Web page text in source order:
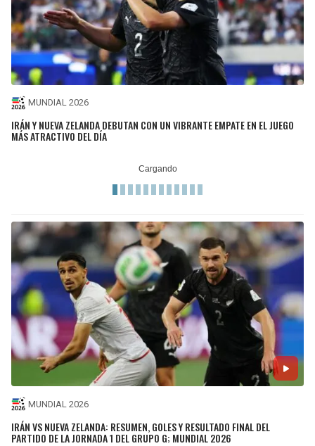
MUNDIAL 2026
IRÁN Y NUEVA ZELANDA DEBUTAN CON UN VIBRANTE EMPATE EN EL JUEGO
MÁS ATRACTIVO DEL DÍA
MUNDIAL 2026
IRÁN VS NUEVA ZELANDA: RESUMEN, GOLES Y RESULTADO FINAL DEL
PARTIDO DE LA JORNADA 1 DEL GRUPO G; MUNDIAL 2026